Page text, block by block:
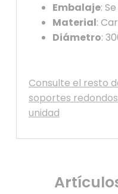
Embalaje:
Material:
Diámetro:
Consulte el resto
soportes
unidad